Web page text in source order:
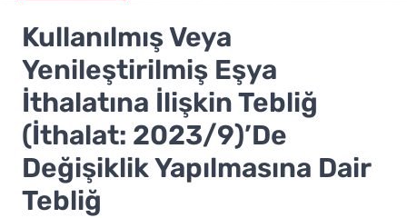
Kullanılmış Veya
Yenileştirilmiş Eşya
İthalatına İlişkin Tebliğ
(İthalat: 2023/9)’De
Değişiklik Yapılmasına Dair
Tebliğ